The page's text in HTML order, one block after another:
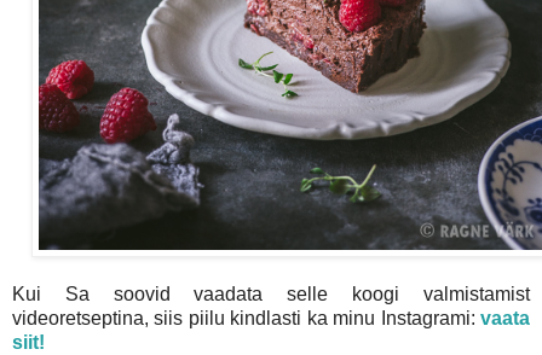
Kui Sa soovid vaadata selle koogi valmistamist
videoretseptina, siis piilu kindlasti ka minu Instagrami: vaata
siit!